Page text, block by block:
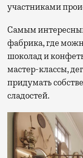
Бизнес-зал
провести
выпить кофе,
окна за тем, как
самолеты. В
в лаунжах. В
несколько — в
гаваней. На
Лаунжи
Павелецком,
и Курском вокзалах.
могут держатели
участниками
Самым
фабрика, где
шоколад и
мастер-классы,
придумать
сладостей.